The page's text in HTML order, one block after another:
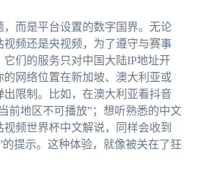
而是平台设置的数字国界。无论
视频还是央视频，为了遵守与赛事
它们的服务只对中国大陆IP地址开
网络位置在新加坡、澳大利亚或
出限制。比如，在澳大利亚看抖音
前地区不可播放”；想听熟悉的中文
频世界杯中文解说，同样会收到
的提示。这种体验，就像被关在了狂